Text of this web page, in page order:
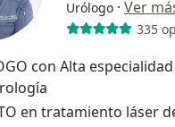
Urólogo · Ver
335
con Alta
en tratamiento láser